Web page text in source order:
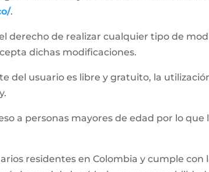
.
derecho de realizar cualquier tipo de
dichas modificaciones.
del usuario es libre y gratuito, la
a personas mayores de edad por lo que
residentes en Colombia y cumple con